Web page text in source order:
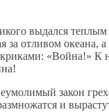
выдался
за отливом
криками: «Война!»
закон
и